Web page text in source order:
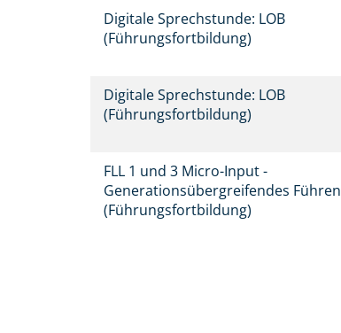
Digitale Sprechstunde: LOB
(Führungsfortbildung)
Digitale Sprechstunde: LOB
(Führungsfortbildung)
FLL 1 und 3 Micro-Input -
Generationsübergreifendes Führen
(Führungsfortbildung)